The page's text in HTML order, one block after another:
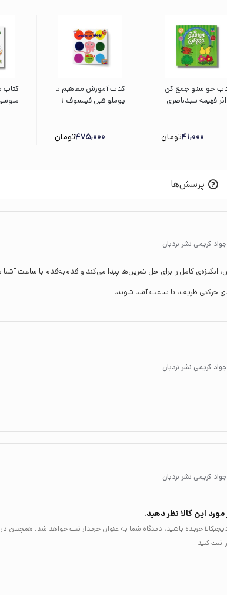
حواستو جمع کن
9 اثر فهیمه سیدناصری
41,000تومان
کتاب آموزش مفاهیم با
پوملو فیل فیلسوف 1
ترابی نشر هوپا
475,000تومان
کتاب
آنی
پرسش‌ها
کامل را برای حل تمرین‌ها پیدا می‌کند و قدم‌به‌قدم با ساعت
حرکتی ظریف، با ساعت آشنا شوند.
این کالا نظر دهید.
دیجیکالا خریده باشید، دیدگاه شما به عنوان خریدار ثبت خواهد شد.
ثبت کنید